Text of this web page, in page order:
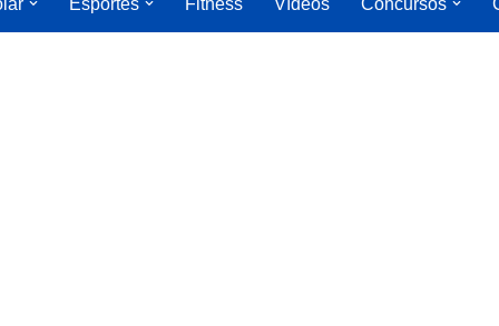
Esportes Fitness Vídeos Concursos